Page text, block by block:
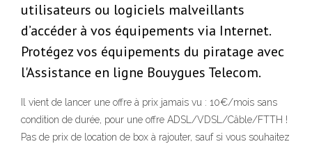
utilisateurs ou logiciels malveillants
d’accéder à vos équipements via Internet.
Protégez vos équipements du piratage avec
l'Assistance en ligne Bouygues Telecom.
Il vient de lancer une offre à prix jamais vu : 10€/mois sans
condition de durée, pour une offre ADSL/VDSL/Câble/FTTH !
Pas de prix de location de box à rajouter, sauf si vous souhaitez